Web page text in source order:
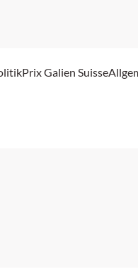
Prix Galien Suisse